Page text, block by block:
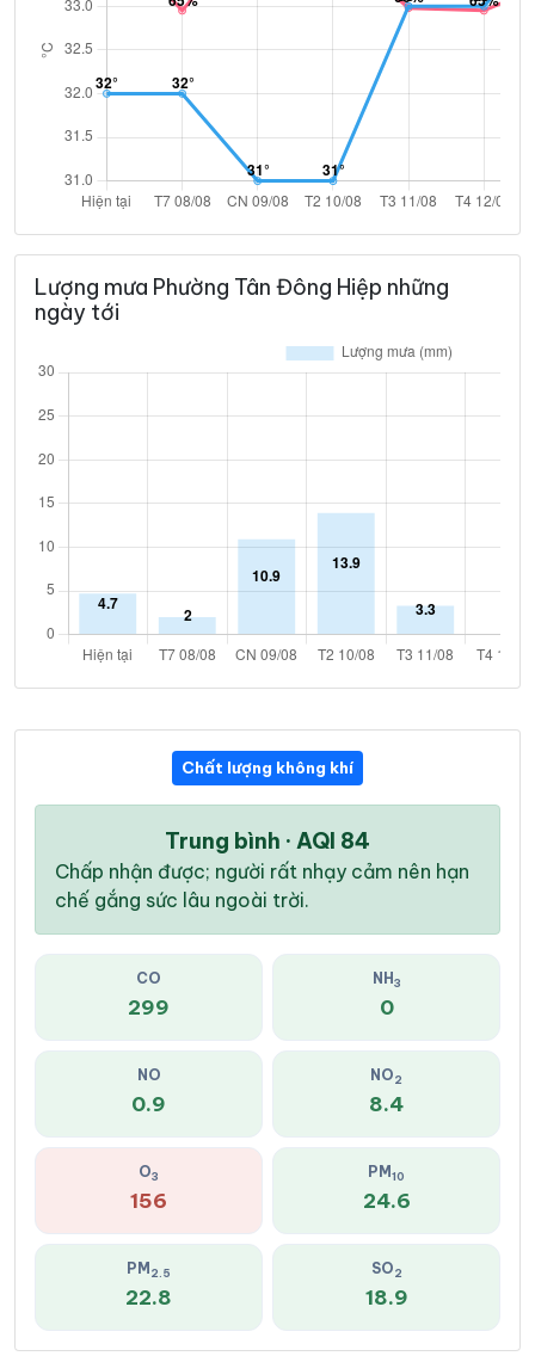
Lượng mưa Phường Tân Đông Hiệp những
ngày tới
Chất lượng không khí
Trung bình · AQI 84
Chấp nhận được; người rất nhạy cảm nên hạn
chế gắng sức lâu ngoài trời.
CO
299
NH 3
0
NO
0.9
NO2
8.4
O3
156
PM 10
24.6
PM 2.5
22.8
SO2
18.9